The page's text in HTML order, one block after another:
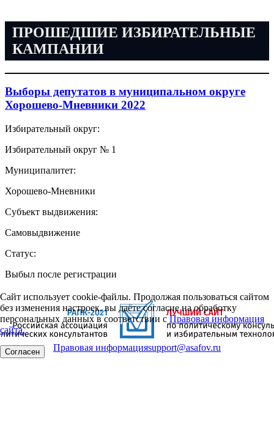
ПРОШЕДШИЕ ИЗБИРАТЕЛЬНЫЕ
КАМПАНИИ
Выборы депутатов в муниципальном округе
Хорошево-Мневники 2022
Избирательный округ:
Избирательный округ № 1
Муниципалитет:
Хорошево-Мневники
Субъект выдвижения:
Самовыдвижение
Статус:
Выбыл после регистрации
Сайт использует cookie-файлы. Продолжая пользоваться сайтом
без изменения настроек, вы даёте согласие на обработку
персональных данных в соответствии сПравовая информация
сайта.
Согласен Правовая информацияsupport@asafov.ru